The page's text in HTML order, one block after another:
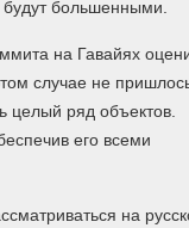
большенными.
на Гавайях
случае не
целый ряд объектов.
его всеми
на